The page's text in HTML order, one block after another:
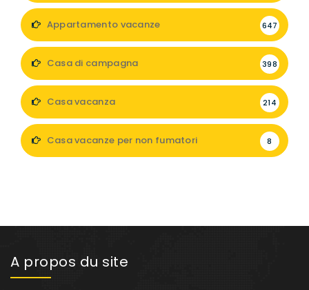
Appartamento vacanze 647
Casa di campagna 398
Casa vacanza 214
Casa vacanze per non fumatori 8
A propos du site